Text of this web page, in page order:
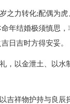
之力转化;配偶为
年结婚极须慎思
日吉时方得安妥。
，以金泄土、以水
吉祥物护持与良辰